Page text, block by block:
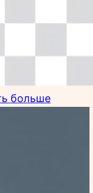
больше